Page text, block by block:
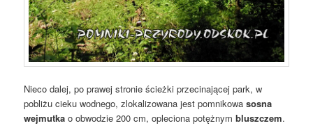
Nieco dalej, po prawej stronie ścieżki przecinającej park, w
pobliżu cieku wodnego, zlokalizowana jest pomnikowasosna
wejmutka o obwodzie 200 cm, opleciona potężnymbluszczem.